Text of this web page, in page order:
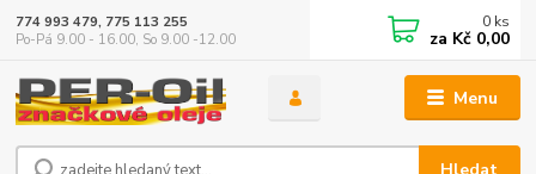
Menu
774 993 479, 775 113 255
Po-Pá 9.00 - 16.00, So 9.00 -12.00
0 ks
za Kč 0,00